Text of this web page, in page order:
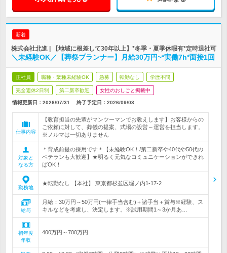
新着
株式会社北進 | 【地域に根差して30年以上】*冬季・夏季休暇有*定時退社可
＼未経験OK／【葬祭プランナー】月給30万円~*実働7h*面接1回
正社員 職種・業種未経験OK 急募 転勤なし 学歴不問
完全週休2日制 第二新卒歓迎 女性のおしごと掲載中
情報更新日：2026/07/31 終了予定日： 2026/09/03
仕事内容
【教育担当の先輩がマンツーマンでお教えします】お客様からの
ご依頼に対して、葬儀の提案、式場の設営～運営を担当します。
※ノルマは一切ありません
対象と
なる方
＊育成前提の採用です＊【未経験OK！/第二新卒や40代や50代の
ベテランも大歓迎】★明るく元気なコミュニケーションができれ
ばOK！
勤務地
★転勤なし 【本社】 東京都杉並区堀ノ内1-17-2
給与
月給：30万円～50万円(一律手当含む)＋諸手当＋賞与※経験、ス
キルなどを考慮し、決定します。※試用期間1～3か月あ…
初年度
年収
400万円～700万円